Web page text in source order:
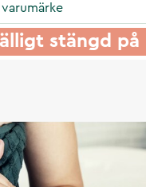
stängd